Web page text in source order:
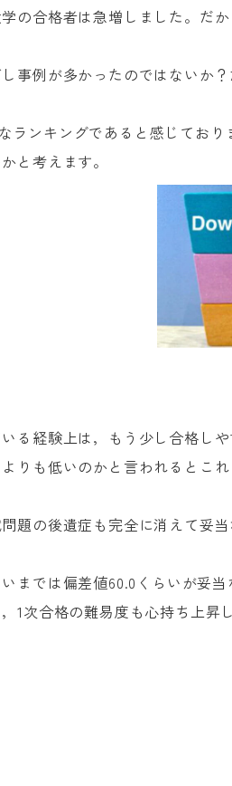
の合格者は急増しました。だ
事例が多かったのではないか
ンキングであると感じており
と考えます。
る経験上は，もう少し合格し
りも低いのかと言われるとこ
題の後遺症も完全に消えて妥
までは偏差値60.0くらいが妥
次合格の難易度も心持ち上昇